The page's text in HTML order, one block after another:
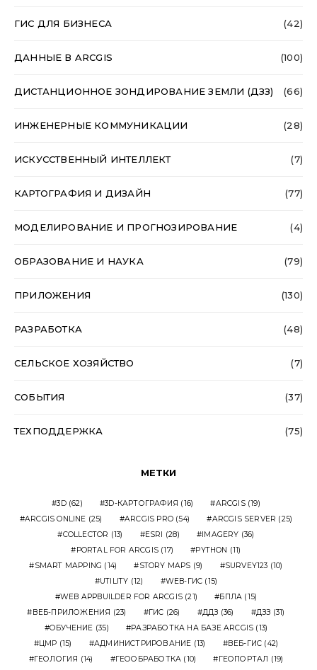
ГИС ДЛЯ БИЗНЕСА (42)
ДАННЫЕ В ARCGIS (100)
ДИСТАНЦИОННОЕ ЗОНДИРОВАНИЕ ЗЕМЛИ (ДЗЗ) (66)
ИНЖЕНЕРНЫЕ КОММУНИКАЦИИ (28)
ИСКУССТВЕННЫЙ ИНТЕЛЛЕКТ (7)
КАРТОГРАФИЯ И ДИЗАЙН (77)
МОДЕЛИРОВАНИЕ И ПРОГНОЗИРОВАНИЕ (4)
ОБРАЗОВАНИЕ И НАУКА (79)
ПРИЛОЖЕНИЯ (130)
РАЗРАБОТКА (48)
СЕЛЬСКОЕ ХОЗЯЙСТВО (7)
СОБЫТИЯ (37)
ТЕХПОДДЕРЖКА (75)
МЕТКИ
3D(62) 3D-КАРТОГРАФИЯ (16) ARCGIS(19)
ARCGIS ONLINE (25) ARCGIS PRO (54) ARCGIS SERVER (25)
COLLECTOR (13) ESRI (28) IMAGERY (36)
PORTAL FOR ARCGIS (17) PYTHON (11)
SMART MAPPING (14) STORY MAPS (9) SURVEY123 (10)
UTILITY (12) WEB-ГИС (15)
WEB APPBUILDER FOR ARCGIS(21) БПЛА (15)
ВЕБ-ПРИЛОЖЕНИЯ (23) ГИС (26) ДДЗ (36) ДЗЗ (31)
ОБУЧЕНИЕ (35) РАЗРАБОТКА НА БАЗЕ ARCGIS (13)
ЦМР (15) АДМИНИСТРИРОВАНИЕ (13) ВЕБ-ГИС (42)
ГЕОЛОГИЯ (14) ГЕООБРАБОТКА (10) ГЕОПОРТАЛ (19)